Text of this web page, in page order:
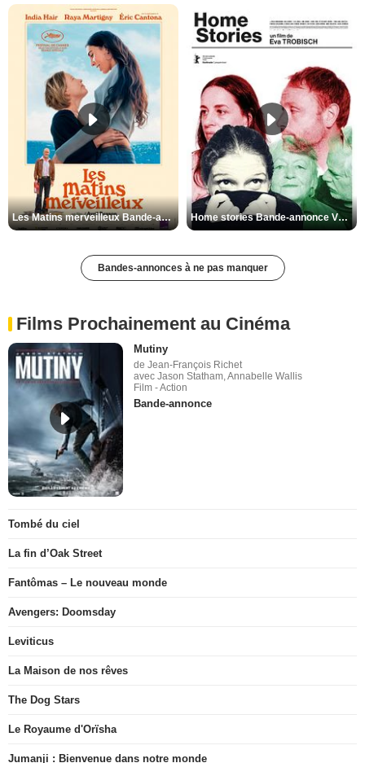
Les Matins merveilleux Bande-annonce VF Home stories Bande-annonce VO STFR
Bandes-annonces à ne pas manquer
Films Prochainement au Cinéma
Mutiny
de Jean-François Richet
avec Jason Statham, Annabelle Wallis
Film - Action
Bande-annonce
Tombé du ciel
La fin d’Oak Street
Fantômas – Le nouveau monde
Avengers: Doomsday
Leviticus
La Maison de nos rêves
The Dog Stars
Le Royaume d'Orïsha
Jumanji : Bienvenue dans notre monde